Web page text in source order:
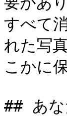
すべて
れた写
こかに
## あな